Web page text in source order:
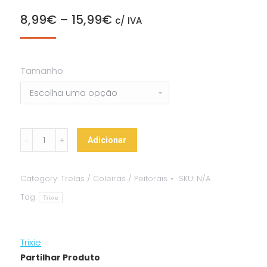
8,99€ – 15,99€ c/ IVA
Tamanho
Ajustável
(Antracite)
quantity
Adicionar
Category: Trelas / Coleiras / Peitorais SKU: N/A
Tag:
Trixie
Trixie
Partilhar Produto